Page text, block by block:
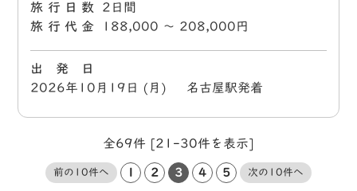
旅行日数
2日間
旅行代金
188,000 〜 208,000円
出 発 日
2026年10月19日 (月) 名古屋駅発着
全69件 [21-30件を表示]
前の10件へ 2 3 4 5 次の10件へ